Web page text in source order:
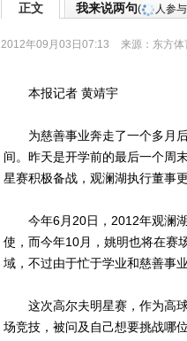
正文 我来说两句( 人参
2012年09月03日07:13 来源： 东方体
本报记者 黄靖宇
为慈善事业奔走了一个多月后
间。昨天是开学前的最后一个周
星赛积极备战，观澜湖执行董事
今年6月20日，2012年观澜湖
使，而今年10月，姚明也将在赛
域，不过由于忙于学业和慈善事
这次高尔夫明星赛，作为高球
场竞技，被问及自己想要挑战哪